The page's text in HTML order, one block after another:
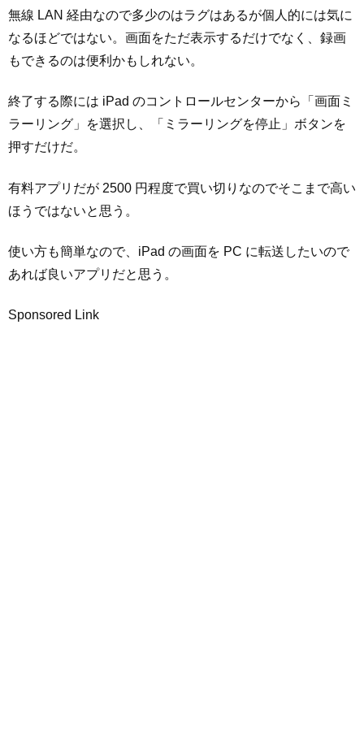
無線 LAN 経由なので多少のはラグはあるが個人的には気に
なるほどではない。画面をただ表示するだけでなく、録画
もできるのは便利かもしれない。
終了する際には iPad のコントロールセンターから「画面ミ
ラーリング」を選択し、「ミラーリングを停止」ボタンを
押すだけだ。
有料アプリだが 2500 円程度で買い切りなのでそこまで高い
ほうではないと思う。
使い方も簡単なので、iPad の画面を PC に転送したいので
あれば良いアプリだと思う。
Sponsored Link